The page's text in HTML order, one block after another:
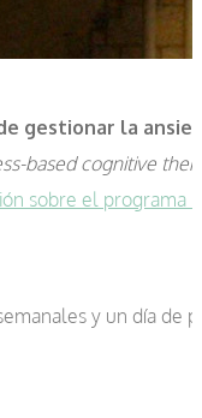
gestionar la
based cognitive
sobre el programa
y un día de